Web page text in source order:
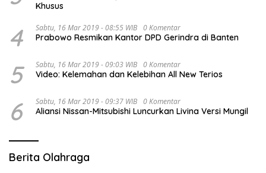
Khusus
4 Sabtu, 16 Mar 2019 - 08:55 WIB 0 Komentar
Prabowo Resmikan Kantor DPD Gerindra di Banten
5 Sabtu, 16 Mar 2019 - 09:03 WIB 0 Komentar
Video: Kelemahan dan Kelebihan All New Terios
6 Sabtu, 16 Mar 2019 - 09:37 WIB 0 Komentar
Aliansi Nissan-Mitsubishi Luncurkan Livina Versi Mungil
Berita Olahraga